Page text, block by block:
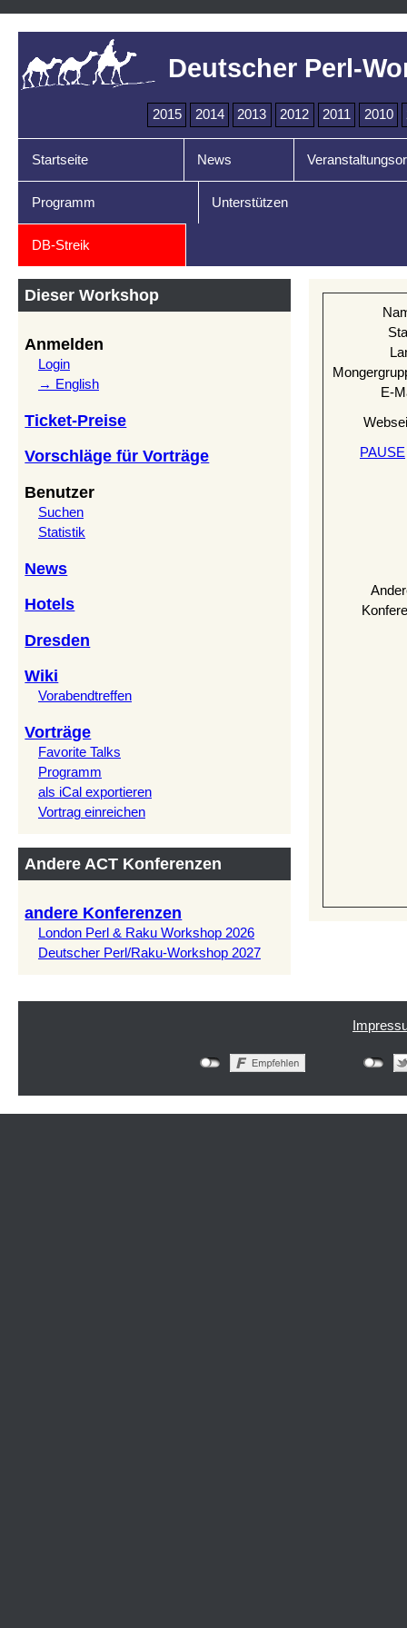
Deutscher Perl-
2015 2014 2013 2012 2011 2010
Startseite News
Programm Unterstützen
DB-Streik
Dieser Workshop
Anmelden
Login
→ English
Ticket-Preise
Vorschläge für Vorträge
Benutzer
Suchen
Statistik
News
Hotels
Dresden
Wiki
Vorabendtreffen
Vorträge
Favorite Talks
Programm
als iCal exportieren
Vortrag einreichen
Andere ACT Konferenzen
andere Konferenzen
London Perl & Raku Workshop 2026
Deutscher Perl/Raku-Workshop 2027
E-
PAUSE